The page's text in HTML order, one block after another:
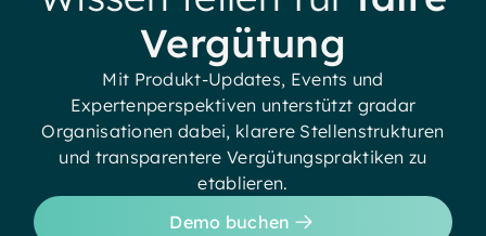
Vergütung
Mit Produkt-Updates, Events und
Expertenperspektiven unterstützt gradar
Organisationen dabei, klarere Stellenstrukturen
und transparentere Vergütungspraktiken zu
etablieren.
Demo buchen